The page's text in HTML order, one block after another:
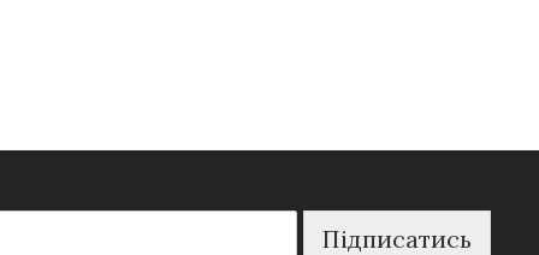
Підписатись